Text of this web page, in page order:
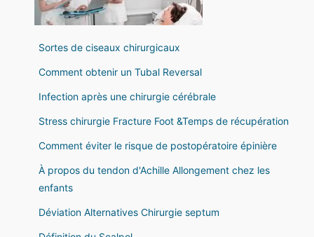
Sortes de ciseaux chirurgicaux
Comment obtenir un Tubal Reversal
Infection après une chirurgie cérébrale
Stress chirurgie Fracture Foot &Temps de récupération
Comment éviter le risque de postopératoire épinière
À propos du tendon d'Achille Allongement chez les
enfants
Déviation Alternatives Chirurgie septum